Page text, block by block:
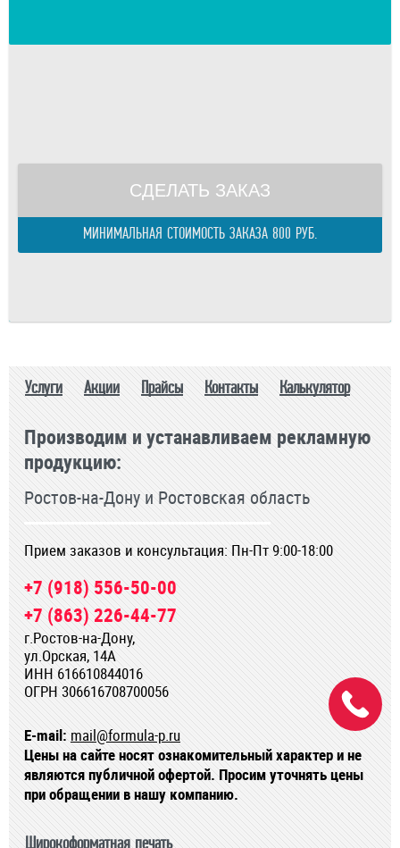
СДЕЛАТЬ ЗАКАЗ
МИНИМАЛЬНАЯ СТОИМОСТЬ ЗАКАЗА 800 РУБ.
Услуги Акции Прайсы Контакты Калькулятор
Производим и устанавливаем рекламную
продукцию:
Ростов-на-Дону и Ростовская область
Прием заказов и консультация: Пн-Пт 9:00-18:00
+7 (918) 556-50-00
+7 (863) 226-44-77
г.Ростов-на-Дону,
ул.Орская, 14А
ИНН 616610844016
ОГРН 306616708700056
E-mail: mail@formula-p.ru
Цены на сайте носят ознакомительный характер и не
являются публичной офертой. Просим уточнять цены
при обращении в нашу компанию.